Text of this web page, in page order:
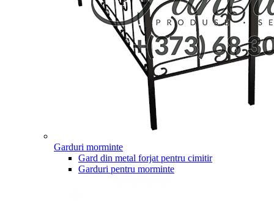
Garduri morminte
Gard din metal forjat pentru cimitir
Garduri pentru morminte